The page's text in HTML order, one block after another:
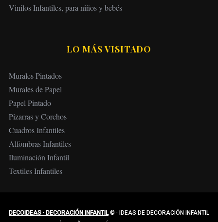
Vinilos Infantiles, para niños y bebés
LO MÁS VISITADO
Murales Pintados
Murales de Papel
Papel Pintado
Pizarras y Corchos
Cuadros Infantiles
Alfombras Infantiles
Iluminación Infantil
Textiles Infantiles
DECOIDEAS · DECORACIÓN INFANTIL© ·
IDEAS DE DECORACIÓN INFANTIL